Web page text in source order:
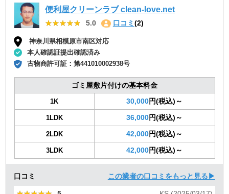
便利屋クリーンラブ clean-love.net
★★★★★
★★★★★ 5.0 口コミ (2)
神奈川県相模原市南区対応
本人確認証提出確認済み
古物商許可証：第441010002938号
ゴミ屋敷片付けの基本料金
1K 30,000円(税込)～
1LDK 36,000円(税込)～
2LDK 42,000円(税込)～
3LDK 42,000円(税込)～
口コミ この業者の口コミをもっと見る▶